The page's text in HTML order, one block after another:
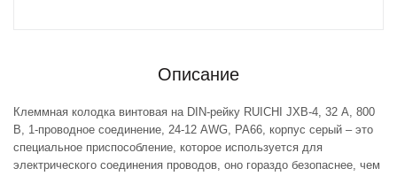
Описание
Клеммная колодка винтовая на DIN-рейку RUICHI JXB-4, 32 А, 800
В, 1-проводное соединение, 24-12 AWG, PA66, корпус серый – это
специальное приспособление, которое используется для
электрического соединения проводов, оно гораздо безопаснее, чем